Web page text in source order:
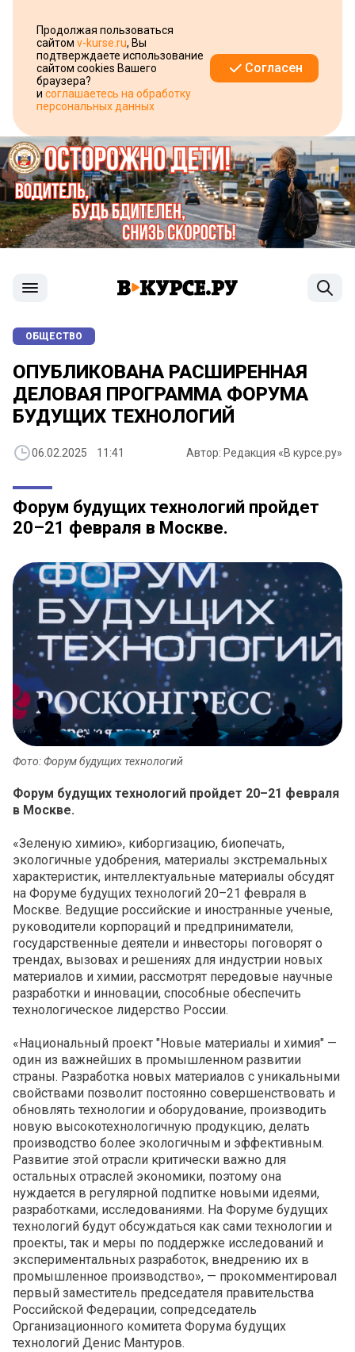
Продолжая пользоваться
сайтом v-kurse.ru, Вы
подтверждаете использование
сайтом cookies Вашего
браузера?
и соглашаетесь на обработку
персональных данных
Согласен
ОБЩЕСТВО
ОПУБЛИКОВАНА РАСШИРЕННАЯ
ДЕЛОВАЯ ПРОГРАММА ФОРУМА
БУДУЩИХ ТЕХНОЛОГИЙ
06.02.2025 11:41 Автор: Редакция «В курсе.ру»
Форум будущих технологий пройдет
20–21 февраля в Москве.
Фото: Форум будущих технологий
Форум будущих технологий пройдет 20–21 февраля
в Москве.
«Зеленую химию», киборгизацию, биопечать,
экологичные удобрения, материалы экстремальных
характеристик, интеллектуальные материалы обсудят
на Форуме будущих технологий 20–21 февраля в
Москве. Ведущие российские и иностранные ученые,
руководители корпораций и предприниматели,
государственные деятели и инвесторы поговорят о
трендах, вызовах и решениях для индустрии новых
материалов и химии, рассмотрят передовые научные
разработки и инновации, способные обеспечить
технологическое лидерство России.
«Национальный проект "Новые материалы и химия" —
один из важнейших в промышленном развитии
страны. Разработка новых материалов с уникальными
свойствами позволит постоянно совершенствовать и
обновлять технологии и оборудование, производить
новую высокотехнологичную продукцию, делать
производство более экологичным и эффективным.
Развитие этой отрасли критически важно для
остальных отраслей экономики, поэтому она
нуждается в регулярной подпитке новыми идеями,
разработками, исследованиями. На Форуме будущих
технологий будут обсуждаться как сами технологии и
проекты, так и меры по поддержке исследований и
экспериментальных разработок, внедрению их в
промышленное производство», — прокомментировал
первый заместитель председателя правительства
Российской Федерации, сопредседатель
Организационного комитета Форума будущих
технологий Денис Мантуров.